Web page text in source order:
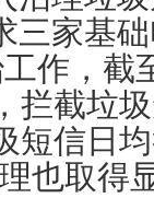
三家基
作，截
拦截垃
短信日
也取得